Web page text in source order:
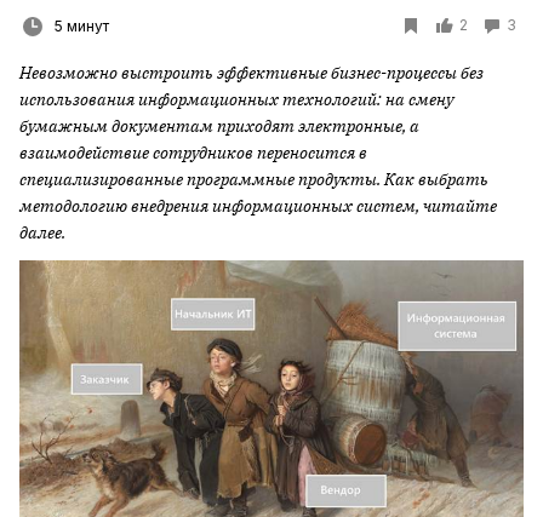
5 минут 2 3
Невозможно выстроить эффективные бизнес-процессы без
использования информационных технологий: на смену
бумажным документам приходят электронные, а
взаимодействие сотрудников переносится в
специализированные программные продукты. Как выбрать
методологию внедрения информационных систем, читайте
далее.